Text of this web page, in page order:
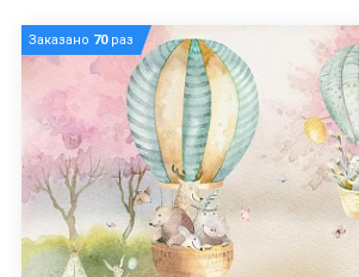
Заказано 70раз